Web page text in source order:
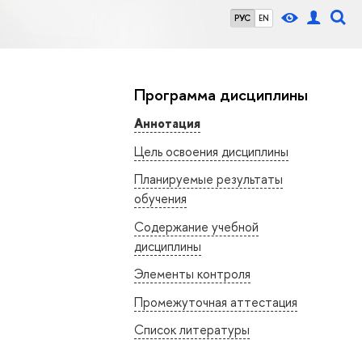
РУС EN
Программа дисциплины
Аннотация
Цель освоения дисциплины
Планируемые результаты
обучения
Содержание учебной
дисциплины
Элементы контроля
Промежуточная аттестация
Список литературы